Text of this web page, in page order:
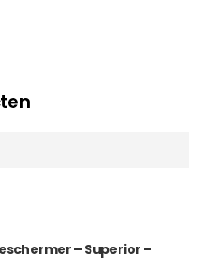
– Superior –